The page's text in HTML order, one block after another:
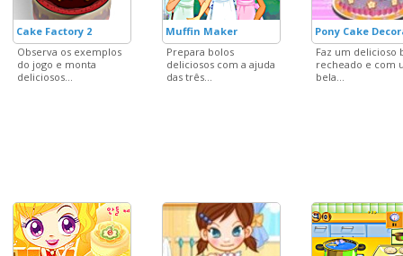
Cake Factory 2
Observa os exemplos
do jogo e monta
deliciosos...
Muffin Maker
Prepara bolos
deliciosos com a ajuda
das três...
Pony Cake
Faz um delicioso
recheado e com
bela...